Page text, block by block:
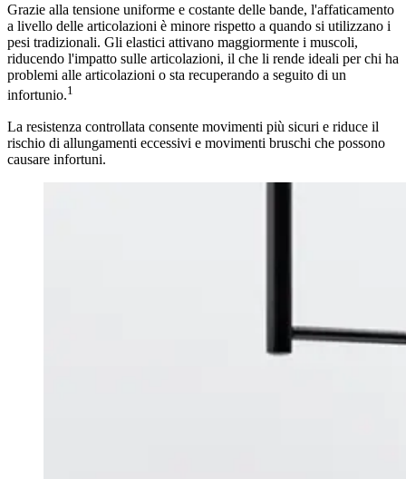
Grazie alla tensione uniforme e costante delle bande, l'affaticamento
a livello delle articolazioni è minore rispetto a quando si utilizzano i
pesi tradizionali. Gli elastici attivano maggiormente i muscoli,
riducendo l'impatto sulle articolazioni, il che li rende ideali per chi ha
problemi alle articolazioni o sta recuperando a seguito di un
infortunio.1
La resistenza controllata consente movimenti più sicuri e riduce il
rischio di allungamenti eccessivi e movimenti bruschi che possono
causare infortuni.